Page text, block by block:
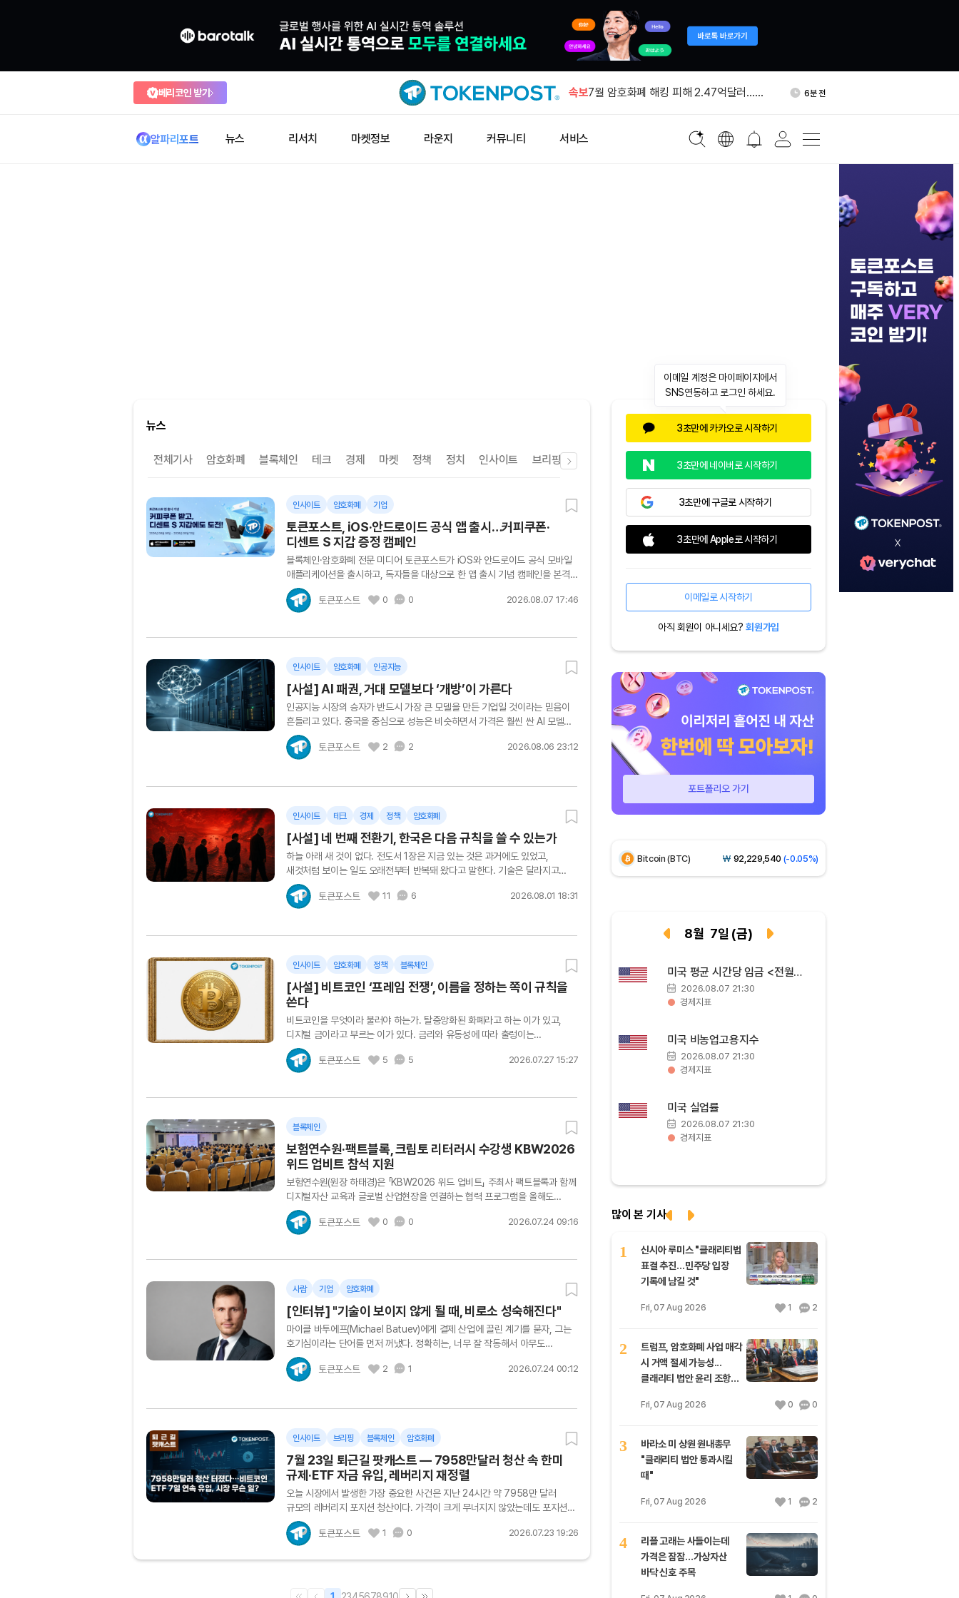
베리코인 받기 속보
유니트리 IPO 전 무기한계약 24시간
7월 암호화폐 해킹 피해 2.47억달러…올
6분 전
알파리포트 뉴스 리서치 마켓정보 라운지 커뮤니티 서비스
뉴스
전체기사 암호화폐 블록체인 테크 경제 마켓 정책 정치 인사이트 브리핑
인사이트 암호화폐 기업
토큰포스트, iOS·안드로이드 공식 앱 출시…커피쿠폰·
디센트 S 지갑 증정 캠페인
블록체인·암호화폐 전문 미디어 토큰포스트가 iOS와 안드로이드 공식 모바일
애플리케이션을 출시하고, 독자들을 대상으로 한 앱 출시 기념 캠페인을 본격
시작한다. 토큰포스트는 7일 공식 모바일 앱 출시를 기념해 커피쿠폰...
토큰포스트
0 0 2026.08.07 17:46
인사이트 암호화폐 인공지능
[사설] AI 패권, 거대 모델보다 ‘개방’이 가른다
인공지능 시장의 승자가 반드시 가장 큰 모델을 만든 기업일 것이라는 믿음이
흔들리고 있다. 중국을 중심으로 성능은 비슷하면서 가격은 훨씬 싼 AI 모델이
빠르게 확산하면서다. 그 중심에는 사용자가 모델을 내려받아 직접 수정하고...
토큰포스트
2 2 2026.08.06 23:12
인사이트 테크 경제 정책 암호화폐
[사설] 네 번째 전환기, 한국은 다음 규칙을 쓸 수 있는가
하늘 아래 새 것이 없다. 전도서 1장은 지금 있는 것은 과거에도 있었고,
새것처럼 보이는 일도 오래전부터 반복돼 왔다고 말한다. 기술은 달라지고
제도의 이름은 바뀐다. 그러나 위기 뒤 새로운 질서를 누가 설계하고, 누가 그
규칙을... 토큰포스트 11 6 2026.08.01 18:31
인사이트 암호화폐 정책 블록체인
[사설] 비트코인 ‘프레임 전쟁’, 이름을 정하는 쪽이 규칙을
쓴다
비트코인을 무엇이라 불러야 하는가. 탈중앙화된 화폐라고 하는 이가 있고,
디지털 금이라고 부르는 이가 있다. 금리와 유동성에 따라 출렁이는
위험자산이라는 평가도 있고, 기존 금융 시스템이 흔들릴 때 찾는
안전자산이라는 주장도...
토큰포스트 5 5 2026.07.27 15:27
블록체인
보험연수원·팩트블록, 크립토 리터러시 수강생 KBW2026
위드 업비트 참석 지원
보험연수원(원장 하태경)은 「KBW2026 위드 업비트」 주최사 팩트블록과 함께
디지털자산 교육과 글로벌 산업현장을 연결하는 협력 프로그램을 올해도
이어간다고 밝혔다. 이번 프로그램은 양 기관이 지난해 체결한 디지털자산 교육
협력...
토큰포스트 0 0 2026.07.24 09:16
사람 기업 암호화폐
[인터뷰] "기술이 보이지 않게 될 때, 비로소 성숙해진다"
마이클 바투에프(Michael Batuev)에게 결제 산업에 끌린 계기를 묻자, 그는
호기심이라는 단어를 먼저 꺼냈다. 정확히는, 너무 잘 작동해서 아무도
의식하지 않는 시스템에 대한 호기심이었다. 인터넷을 처음 접했을 때, 전
세계의 정보가...
토큰포스트 2 1 2026.07.24 00:12
인사이트 브리핑 블록체인 암호화폐
7월 23일 퇴근길 팟캐스트 — 7958만달러 청산 속 한미
규제·ETF 자금 유입, 레버리지 재정렬
오늘 시장에서 발생한 가장 중요한 사건은 지난 24시간 약 7958만 달러
규모의 레버리지 포지션 청산이다. 가격이 크게 무너지지 않았는데도 포지션이
정리됐다는 점에서, 이번 움직임은 급락장보다는 과도하게 쌓인 베팅이 걷혀
나간...
토큰포스트 1 0 2026.07.23 19:26
3초만에 카카오로 시작하기
3초만에 네이버로 시작하기
3초만에 구글로 시작하기
3초만에 Apple로 시작하기
이메일로 시작하기
이메일 계정은 마이페이지에서
SNS연동하고 로그인 하세요.
아직 회원이 아니세요?회원가입
Bitcoin (BTC) ₩ 92,229,540 (-0.05%)
Tether USDt (USDT) ₩ 1,424
BNB (BNB) ₩839,441(-0.83%)
USDC (USDC)
XRP (XRP) ₩
Solana (SOL)
TRON (TRX)
Hyperliquid (HYPE)
Bitcoin (BTC)
8월 7일 (금)
미국 평균 시간당 임금 <전월
대비>2026.08.07 21:30
경제지표
미국 비농업고용지수
2026.08.07 21:30
경제지표
미국 실업률
2026.08.07 21:30
경제지표
많이 본 기사
1
신시아 루미스 "클래리티법
표결 추진…민주당 입장
기록에 남길 것"
Fri, 07 Aug 2026 1 2
2
트럼프, 암호화폐 사업 매각
시 거액 절세 가능성...
클래리티 법안 윤리 조항
Fri, 07 Aug 2026 0 0
3
바라소 미 상원 원내총무
"클래리티 법안 통과시킬
때"
Fri, 07 Aug 2026 1 2
4
리플 고래는 사들이는데
가격은 잠잠…가상자산
바닥 신호 주목